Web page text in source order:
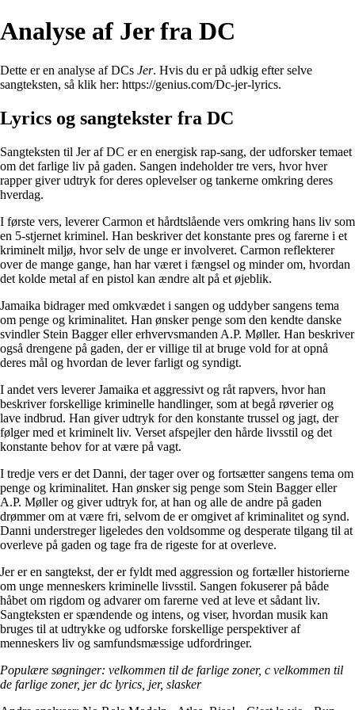
Analyse af Jer fra DC
Dette er en analyse af DCs Jer. Hvis du er på udkig efter selve
sangteksten, så klik her: https://genius.com/Dc-jer-lyrics.
Lyrics og sangtekster fra DC
Sangteksten til Jer af DC er en energisk rap-sang, der udforsker temaet
om det farlige liv på gaden. Sangen indeholder tre vers, hvor hver
rapper giver udtryk for deres oplevelser og tankerne omkring deres
hverdag.
I første vers, leverer Carmon et hårdtslående vers omkring hans liv som
en 5-stjernet kriminel. Han beskriver det konstante pres og farerne i et
kriminelt miljø, hvor selv de unge er involveret. Carmon reflekterer
over de mange gange, han har været i fængsel og minder om, hvordan
det kolde metal af en pistol kan ændre alt på et øjeblik.
Jamaika bidrager med omkvædet i sangen og uddyber sangens tema
om penge og kriminalitet. Han ønsker penge som den kendte danske
svindler Stein Bagger eller erhvervsmanden A.P. Møller. Han beskriver
også drengene på gaden, der er villige til at bruge vold for at opnå
deres mål og hvordan de lever farligt og syndigt.
I andet vers leverer Jamaika et aggressivt og råt rapvers, hvor han
beskriver forskellige kriminelle handlinger, som at begå røverier og
lave indbrud. Han giver udtryk for den konstante trussel og jagt, der
følger med et kriminelt liv. Verset afspejler den hårde livsstil og det
konstante behov for at være på vagt.
I tredje vers er det Danni, der tager over og fortsætter sangens tema om
penge og kriminalitet. Han ønsker sig penge som Stein Bagger eller
A.P. Møller og giver udtryk for, at han og alle de andre på gaden
drømmer om at være fri, selvom de er omgivet af kriminalitet og synd.
Danni understreger ligeledes den voldsomme og desperate tilgang til at
overleve på gaden og tage fra de rigeste for at overleve.
Jer er en sangtekst, der er fyldt med aggression og fortæller historierne
om unge menneskers kriminelle livsstil. Sangen fokuserer på både
håbet om rigdom og advarer om farerne ved at leve et sådant liv.
Sangteksten er spændende og intens, og viser, hvordan musik kan
bruges til at udtrykke og udforske forskellige perspektiver af
menneskers liv og samfundsmæssige udfordringer.
Populære søgninger: velkommen til de farlige zoner, c velkommen til
de farlige zoner, jer dc lyrics, jer, slasker